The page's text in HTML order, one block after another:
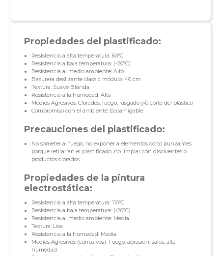
Propiedades del plastificado:
Resistencia a alta temperatura: 60°C
Resistencia a baja temperatura: (-20°C)
Resistencia al medio ambiente: Alto
Basurera deslizante classic módulo: 40 cm
Textura: Suave Blanda
Resistencia a la humedad: Alta
Medios Agresivos: Clorados, fuego, rasgado y/o corte del plástico
Compromiso con el ambiente: Ecoamigable
Precauciones del plastificado:
No someter al fuego, no exponer a elementos corto punzantes
porque retirarían el plastificado, no limpiar con disolventes o
productos clorados.
Propiedades de la pintura
electrostática:
Resistencia a alta temperatura: 110°C
Resistencia a baja temperatura: (-20°C)
Resistencia al medio ambiente: Media
Textura: Lisa
Resistencia a la humedad: Media
Medios Agresivos (corrosivos): Fuego, abrasión, sales, alta
humedad